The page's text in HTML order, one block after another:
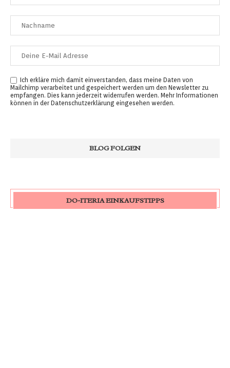
Ich erkläre mich damit einverstanden, dass meine Daten von
Mailchimp verarbeitet und gespeichert werden um den Newsletter zu
empfangen. Dies kann jederzeit widerrufen werden. Mehr Informationen
können in der Datenschutzerklärung eingesehen werden.
DO-ITERIA EINKAUFSTIPPS